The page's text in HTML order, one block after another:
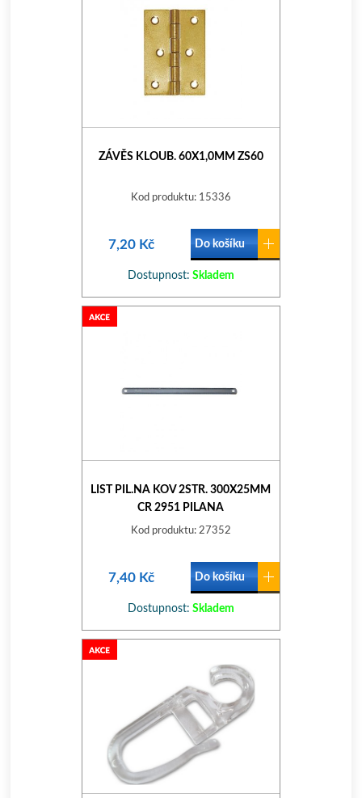
ZÁVĚS KLOUB. 60X1,0MM ZS60
Kod produktu: 15336
7,20 Kč Do košíku
Dostupnost: Skladem
LIST PIL.NA KOV 2STR. 300X25MM
CR 2951 PILANA
Kod produktu: 27352
7,40 Kč Do košíku
Dostupnost: Skladem